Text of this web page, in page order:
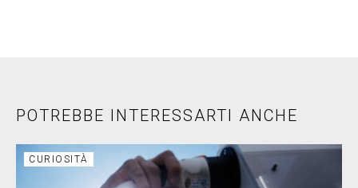
POTREBBE INTERESSARTI ANCHE
CURIOSITÀ